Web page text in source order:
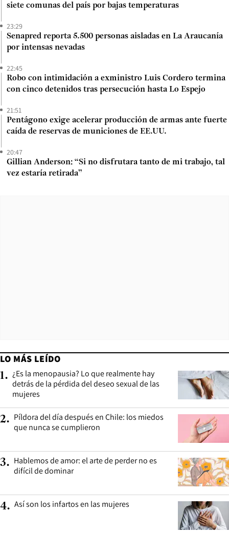
siete comunas del país por bajas temperaturas
23:29
Senapred reporta 5.500 personas aisladas en La Araucanía
por intensas nevadas
22:45
Robo con intimidación a exministro Luis Cordero termina
con cinco detenidos tras persecución hasta Lo Espejo
21:51
Pentágono exige acelerar producción de armas ante fuerte
caída de reservas de municiones de EE.UU.
20:47
Gillian Anderson: “Si no disfrutara tanto de mi trabajo, tal
vez estaría retirada”
LO MÁS LEÍDO
1. ¿Es la menopausia? Lo que realmente hay
detrás de la pérdida del deseo sexual de las
mujeres
2. Píldora del día después en Chile: los miedos
que nunca se cumplieron
3. Hablemos de amor: el arte de perder no es
difícil de dominar
4. Así son los infartos en las mujeres